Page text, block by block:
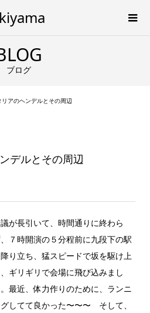
ブログ
リアのヘンデルとその周辺
デルとその周辺
が長引いて、時間通りに終わら
７時開演の５分程前に九段下の駅
り立ち、猛スピードで坂を駆け上
、ギリギリで会場に飛び込みまし
最近、体力作りのために、ランニ
してて良かった〜〜〜 そして、